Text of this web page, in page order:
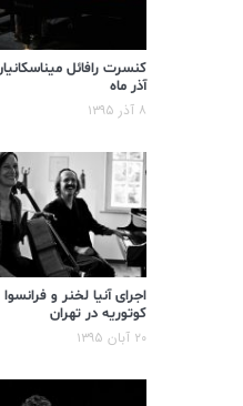
کنسرت رافائل
آذر ماه
۸ آذر ۱۳۹۵
اجرای آنیا لخنر و فرانسوا
کوتوریه در تهران
۲۰ آبان ۱۳۹۵